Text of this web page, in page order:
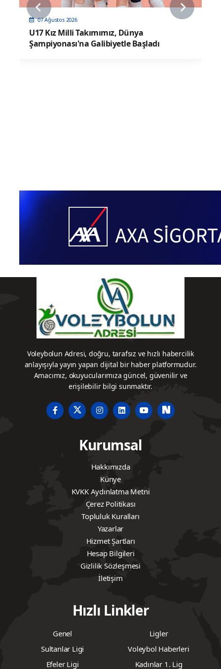
07 Ağustos 2026
U17 Kız Milli Takımımız, Dünya
Şampiyonası'na Galibiyetle Başladı
Voleybolun Adresi, doğru, tarafsız ve hızlı habercilik
anlayışıyla yayın yapan dijital bir haber platformudur.
Amacımız, okuyucularımıza güncel, güvenilir ve
erişilebilir bilgi sunmaktır.
Kurumsal
Hakkımızda
Künye
KVKK Aydınlatma Metni
Çerez Politikası
Topluluk Kuralları
Yazarlar
Hizmet Şartları
Hesap Bilgileri
Gizlilik Sözleşmesi
İletişim
Hızlı Linkler
Genel
Ligler
Sultanlar Ligi
Voleybol Haberleri
Efeler Ligi
Kadınlar 1. Lig